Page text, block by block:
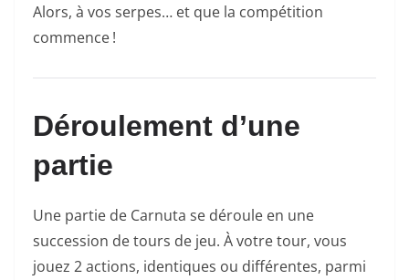
Alors, à vos serpes… et que la compétition
commence !
Déroulement d’une
partie
Une partie de Carnuta se déroule en une
succession de tours de jeu. À votre tour, vous
jouez 2 actions, identiques ou différentes, parmi